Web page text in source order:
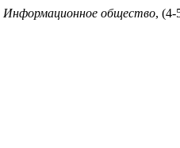
Информационное общество, (4-